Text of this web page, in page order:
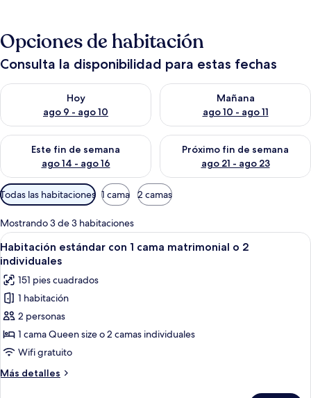
Opciones de habitación
Consulta la disponibilidad para estas fechas
Hoy
ago 9 - ago 10
Consulta la disponibilidad para hoy ago 9 - ago 10
Mañana
ago 10 - ago 11
Consulta la disponibilidad
Este fin de semana
ago 14 - ago 16
Consulta la disponibilidad para este fin de semana ago 14 -
Próximo fin de semana
ago 21 - ago 23
Consulta la disponibilidad
Filtros
disponibles
para
las
habitaciones
Todas las habitaciones 1 cama 2 camas
Mostrando 3 de 3 habitaciones
Abrir
todas
las
fotos
de
Habitación
estándar
con
1
cama
Un dormitorio con una cama verde,
15
Habitación estándar con 1 cama matrimonial o 2
individuales
151 pies cuadrados
1 habitación
2 personas
1 cama Queen size o 2 camas individuales
Wifi gratuito
Más detalles
Más